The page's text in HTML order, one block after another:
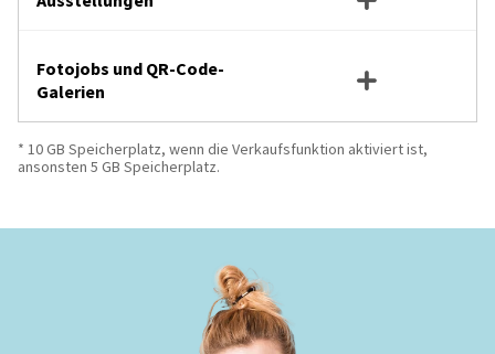
Fotojobs und QR-Code-
Galerien
* 10 GB Speicherplatz, wenn die Verkaufsfunktion aktiviert ist,
ansonsten 5 GB Speicherplatz.